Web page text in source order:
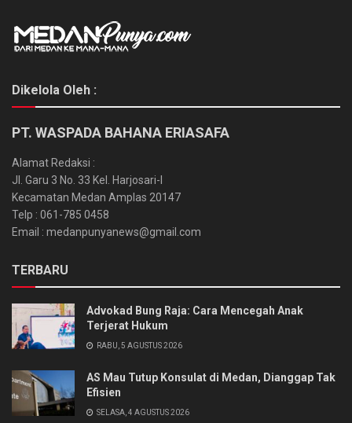
Dikelola Oleh :
PT. WASPADA BAHANA ERIASAFA
Alamat Redaksi :
Jl. Garu 3 No. 33 Kel. Harjosari-I
Kecamatan Medan Amplas 20147
Telp : 061-785 0458
Email : medanpunyanews@gmail.com
TERBARU
Advokad Bung Raja: Cara Mencegah Anak
Terjerat Hukum
RABU, 5 AGUSTUS 2026
AS Mau Tutup Konsulat di Medan, Dianggap Tak
Efisien
SELASA, 4 AGUSTUS 2026